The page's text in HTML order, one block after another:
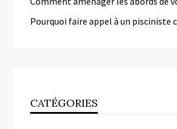
Pourquoi faire appel à un pisciniste
CATÉGORIES